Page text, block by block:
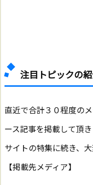
注目トピックの
直近で合計３０程度の
ース記事を掲載して頂
サイトの特集に続き、
【掲載先メディア】